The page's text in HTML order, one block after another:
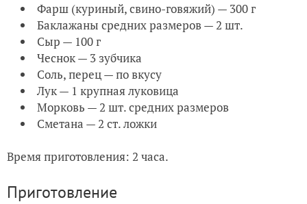
Фарш (куриный, свино-говяжий) — 300 г
Баклажаны средних размеров — 2 шт.
Сыр — 100 г
Чеснок — 3 зубчика
Соль, перец — по вкусу
Лук — 1 крупная луковица
Морковь — 2 шт. средних размеров
Сметана — 2 ст. ложки
Время приготовления: 2 часа.
Приготовление